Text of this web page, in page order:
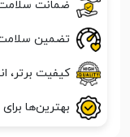
ضمانت سلامت
تضمین
کیفیت برتر،
بهترین‌ها